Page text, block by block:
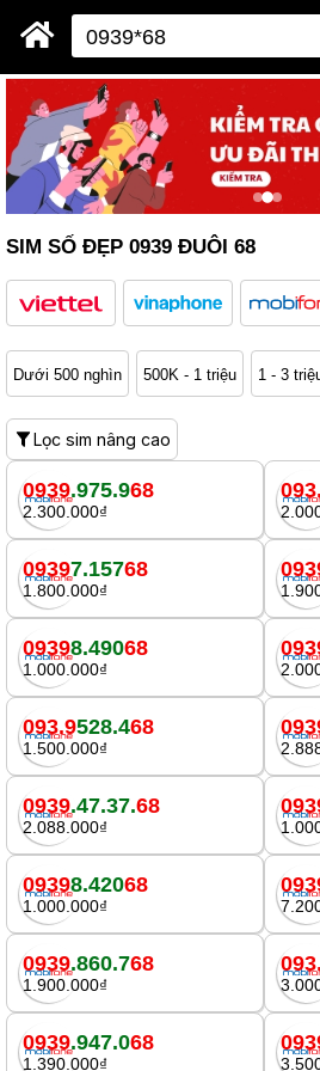
SIM SỐ ĐẸP 0939 ĐUÔI 68
Dưới 500 nghìn 500K - 1 triệu 1 - 3
Lọc sim nâng cao
0939.975.968
2.300.000₫
09397.15768
1.800.000₫
09398.49068
1.000.000₫
093.9528.468
1.500.000₫
0939.47.37.68
2.088.000₫
09398.42068
1.000.000₫
0939.860.768
1.900.000₫
0939.947.068
1.390.000₫